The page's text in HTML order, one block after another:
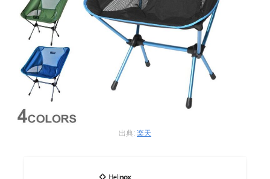
出典: 楽天